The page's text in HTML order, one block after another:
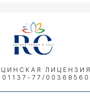
ЛИЦЕНЗИЯ
77/00368560